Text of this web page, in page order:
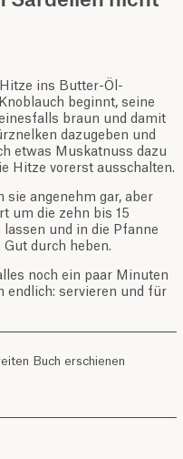
ins Butter-Öl-
beginnt, seine
braun und damit
dazugeben und
etwas Muskatnuss dazu
Hitze vorerst ausschalten.
sie angenehm gar, aber
um die zehn bis 15
und in die Pfanne
durch heben.
noch ein paar Minuten
endlich: servieren und für
Buch erschienen